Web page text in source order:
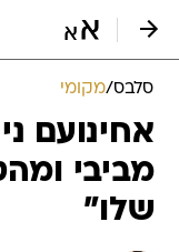
סלבס/מקומי
אחינועם
מביבי
שלו"